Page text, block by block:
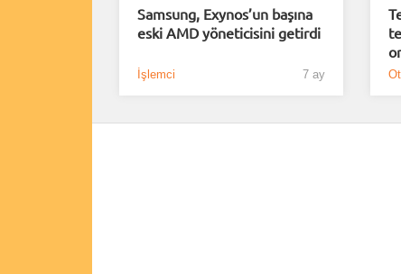
Samsung, Exynos’un başına
eski AMD yöneticisini getirdi
İşlemci 7 ay